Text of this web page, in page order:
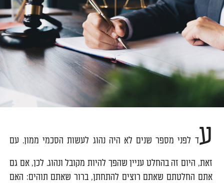
עד לפני מספר שנים לא היה נהוג לעשות הסכמי ממון. עם
זאת, היום זה בהחלט עניין שהפך להיות מקובל ונהוג. לכן, אם גם
אתם החלטתם שאתם רוצים להתחתן, ברור שאתם תוהים: האם